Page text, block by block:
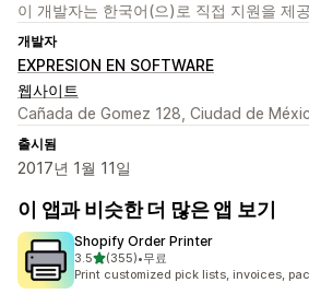
이 개발자는 한국어(으)로 직접 지원을 제
개발자
EXPRESION EN SOFTWARE
웹사이트
Cañada de Gomez 128, Ciudad de
출시됨
2017년 1월 11일
이 앱과 비슷한 더 많은 앱 보기
Shopify Order Printer
3.5별 5개 중
(355)
총 리뷰 355개
•무료
Print customized pick lists, invoices,